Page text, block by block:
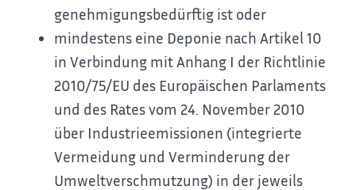
genehmigungsbedürftig ist oder
mindestens eine Deponie nach Artikel 10
in Verbindung mit Anhang I der Richtlinie
2010/75/EU des Europäischen Parlaments
und des Rates vom 24. November 2010
über Industrieemissionen (integrierte
Vermeidung und Verminderung der
Umweltverschmutzung) in der jeweils